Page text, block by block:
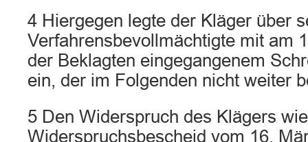
4 Hiergegen legte der Kläger über
Verfahrensbevollmächtigte mit am
der Beklagten eingegangenem
ein, der im Folgenden nicht weiter
5 Den Widerspruch des Klägers
Widerspruchsbescheid vom 16.